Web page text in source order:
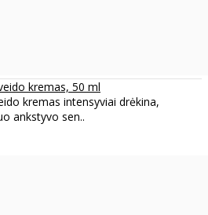
kremas, 50 ml
kremas intensyviai drėkina,
ankstyvo sen..